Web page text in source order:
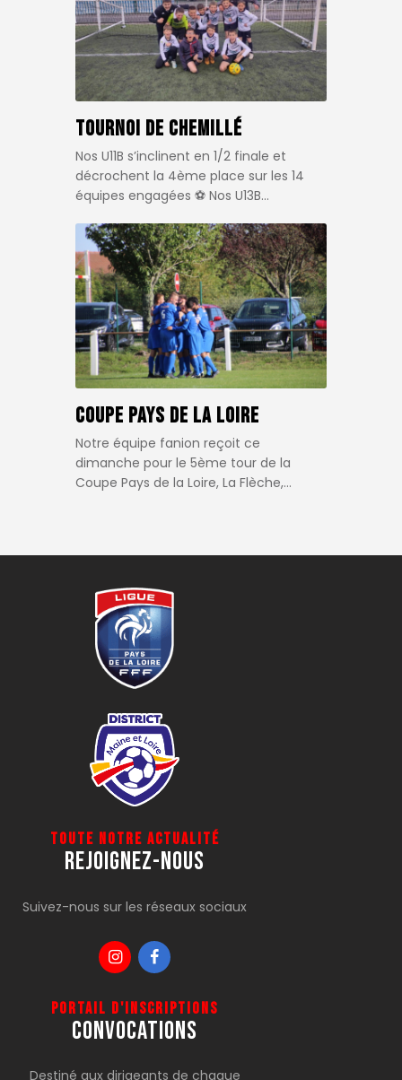
Tournoi de Chemillé
Nos U11B s’inclinent en 1/2 finale et
décrochent la 4ème place sur les 14
équipes engagées ⚽️ Nos U13B…
Coupe Pays de la Loire
Notre équipe fanion reçoit ce
dimanche pour le 5ème tour de la
Coupe Pays de la Loire, La Flèche,…
Toute notre actualité
Rejoignez-Nous
Suivez-nous sur les réseaux sociaux
Portail d'inscriptions
CONVOCATIONS
Destiné aux dirigeants de chaque